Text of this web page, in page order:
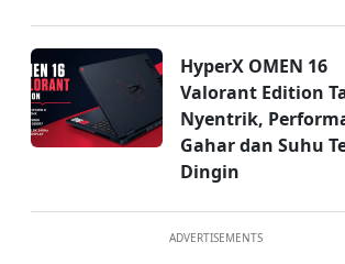
HyperX OMEN 16
Valorant Edition
Nyentrik,
Gahar dan Suhu
Dingin
ADVERTISEMENTS